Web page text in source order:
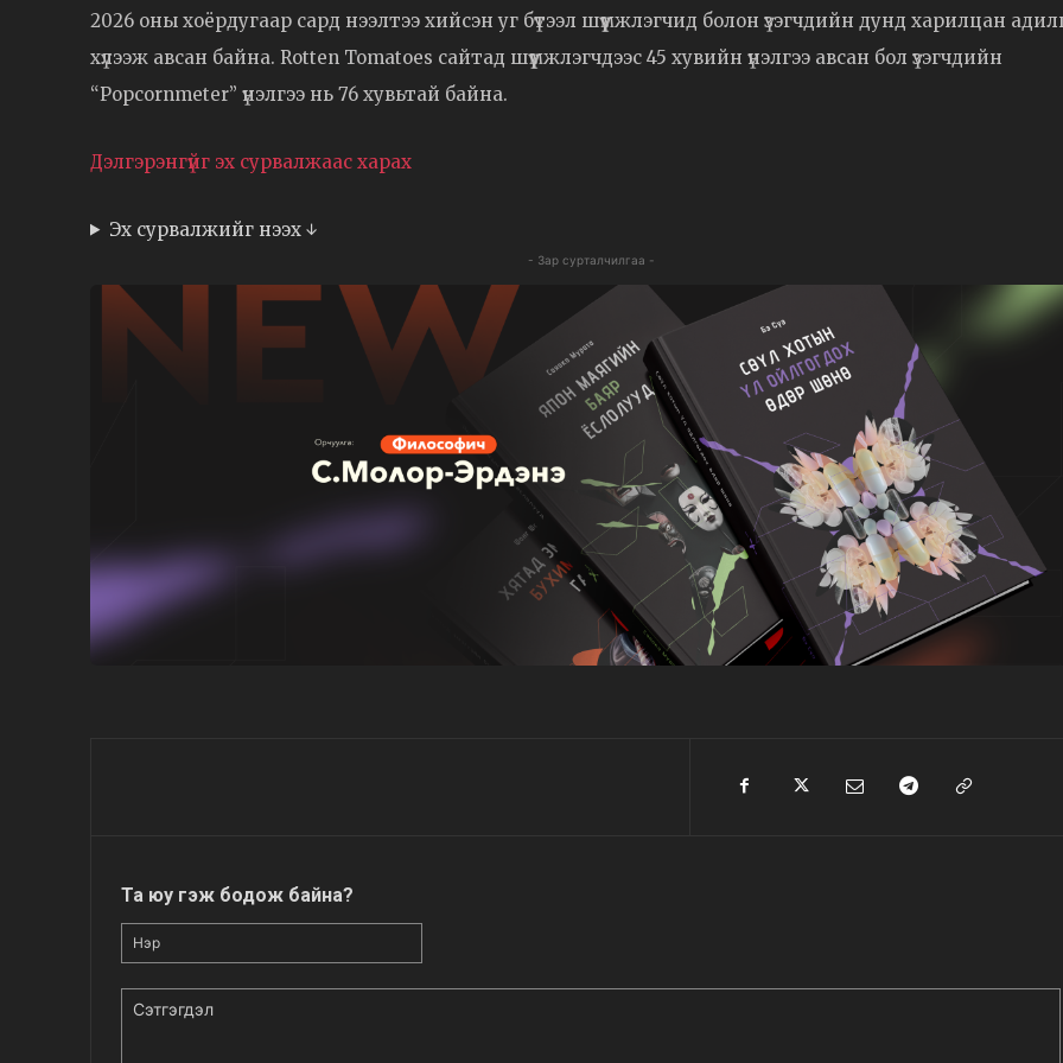
2026 оны хоёрдугаар сард нээлтээ хийсэн уг бүтээл шүүмжлэгчид болон үзэгчдийн дунд харилцан
хүлээж авсан байна. Rotten Tomatoes сайтад шүүмжлэгчдээс 45 хувийн үнэлгээ авсан бол үзэгчдийн
“Popcornmeter” үнэлгээ нь 76 хувьтай байна.
Дэлгэрэнгүйг эх сурвалжаас харах
Эх сурвалжийг нээх ↓
- Зар сурталчилгаа -
Та юу гэж бодож байна?